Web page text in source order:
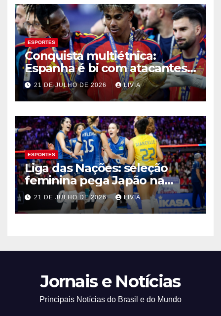
ESPORTES
Conquista multiétnica:
Espanha é bi com atacantes
filhos de imigrantes
21 DE JULHO DE 2026 LIVIA
ESPORTES
Liga das Nações: seleção
feminina pega Japão na
quarta em 1º mata-mata
21 DE JULHO DE 2026 LIVIA
Jornais e Notícias
Principais Notícias do Brasil e do Mundo